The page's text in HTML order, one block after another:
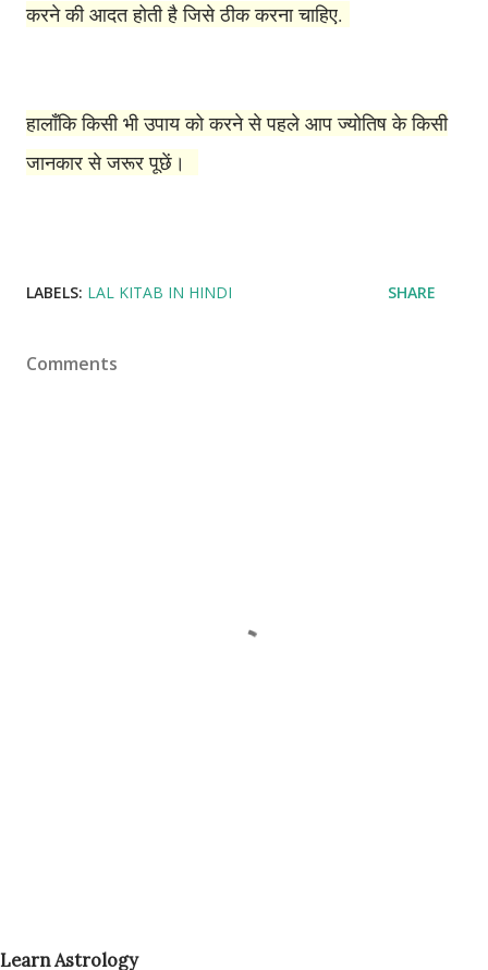
करने की आदत होती है जिसे ठीक करना चाहिए.
हालाँकि किसी भी उपाय को करने से पहले आप ज्योतिष के किसी
जानकार से जरूर पूछें।
LABELS: LAL KITAB IN HINDI SHARE
Comments
Learn Astrology